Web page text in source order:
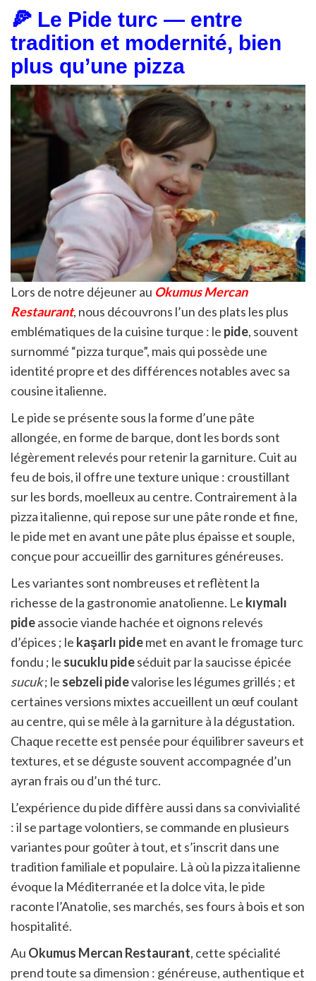
🍕 Le Pide turc — entre
tradition et modernité, bien
plus qu’une pizza
Lors de notre déjeuner au Okumus Mercan
Restaurant, nous découvrons l’un des plats les plus
emblématiques de la cuisine turque : le pide, souvent
surnommé “pizza turque”, mais qui possède une
identité propre et des différences notables avec sa
cousine italienne.
Le pide se présente sous la forme d’une pâte
allongée, en forme de barque, dont les bords sont
légèrement relevés pour retenir la garniture. Cuit au
feu de bois, il offre une texture unique : croustillant
sur les bords, moelleux au centre. Contrairement à la
pizza italienne, qui repose sur une pâte ronde et fine,
le pide met en avant une pâte plus épaisse et souple,
conçue pour accueillir des garnitures généreuses.
Les variantes sont nombreuses et reflètent la
richesse de la gastronomie anatolienne. Le kıymalı
pideassocie viande hachée et oignons relevés
d’épices ; le kaşarlı pidemet en avant le fromage turc
fondu ; le sucuklu pideséduit par la saucisse épicée
sucuk; le sebzeli pidevalorise les légumes grillés ; et
certaines versions mixtes accueillent un œuf coulant
au centre, qui se mêle à la garniture à la dégustation.
Chaque recette est pensée pour équilibrer saveurs et
textures, et se déguste souvent accompagnée d’un
ayran frais ou d’un thé turc.
L’expérience du pide diffère aussi dans sa convivialité
: il se partage volontiers, se commande en plusieurs
variantes pour goûter à tout, et s’inscrit dans une
tradition familiale et populaire. Là où la pizza italienne
évoque la Méditerranée et la dolce vita, le pide
raconte l’Anatolie, ses marchés, ses fours à bois et son
hospitalité.
Au Okumus Mercan Restaurant, cette spécialité
prend toute sa dimension : généreuse, authentique et